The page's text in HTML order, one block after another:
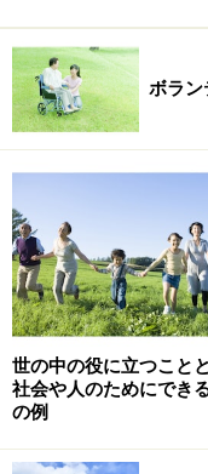
が翻訳し、最初はブ
光文社から単行本と
ナダ、ハイダ民族の
ヤグラナスさんが描
す。
また、この話に共感
C.W.ニコルさんと
と」のメッセージ
ットボトルの使い
に誰でもできるプチ
っています。
ボラン
世の中の役に立つこと
社会や人のためにでき
の例